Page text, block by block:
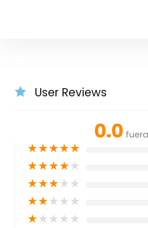
User Reviews
0.0
★★★★★
★★★★★
★★★★★
★★★★★
★★★★★